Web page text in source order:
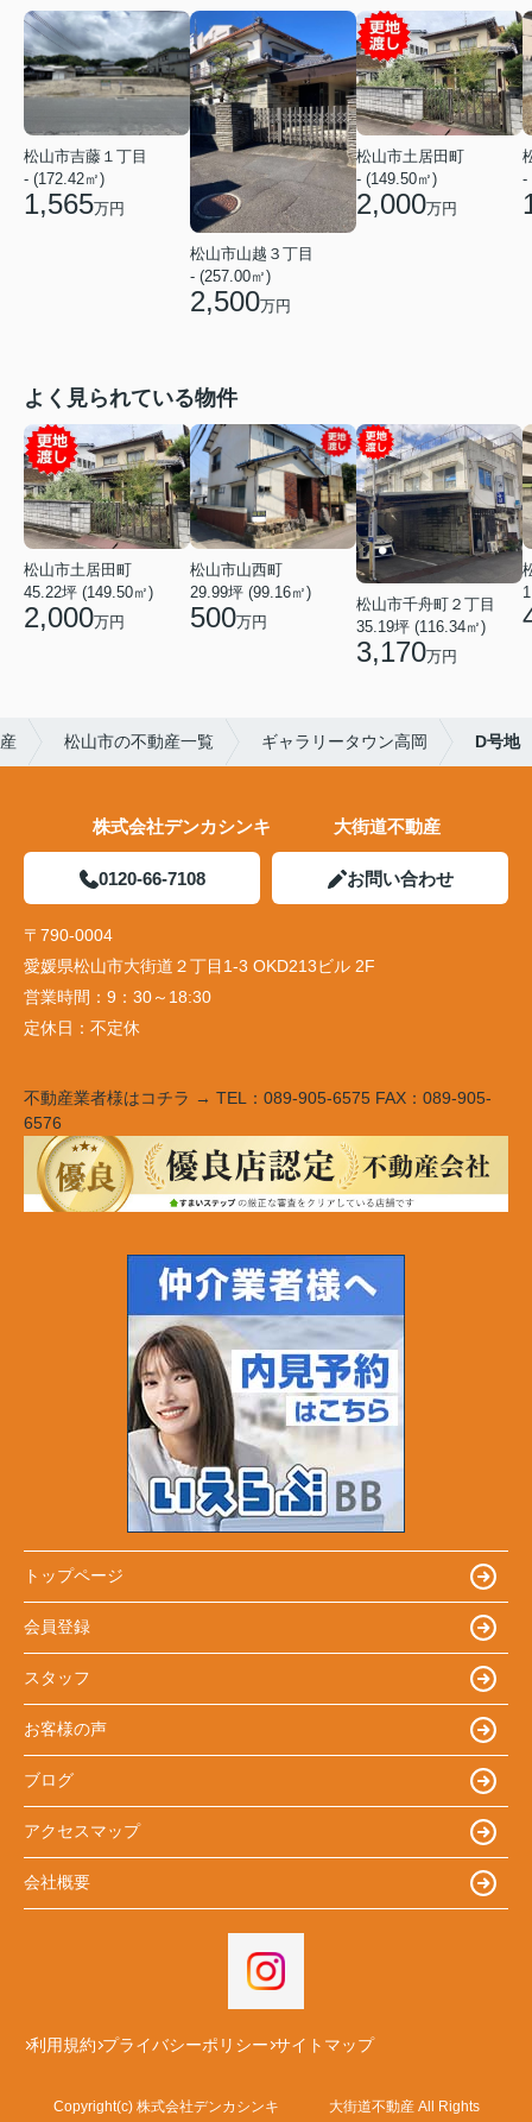
松山市吉藤１丁目
- (172.42㎡)
1,565万円
松山市山越３丁目
- (257.00㎡)
2,500万円
松山市土居田町
- (149.50㎡)
2,000万円
-
よく見られている物件
松山市土居田町
45.22坪 (149.50㎡)
2,000万円
松山市山西町
29.99坪 (99.16㎡)
500万円
松山市千舟町２丁目
35.19坪 (116.34㎡)
3,170万円
松山市の不動産一覧 ギャラリータウン高岡 D号地
株式会社デンカシンキ 大街道不動産
0120-66-7108 お問い合わせ
〒790-0004
愛媛県松山市大街道２丁目1-3 OKD213ビル 2F
営業時間： 9：30～18:30
定休日： 不定休
不動産業者様はコチラ → TEL：089-905-6575 FAX：089-905-
6576
トップページ
会員登録
スタッフ
お客様の声
ブログ
アクセスマップ
会社概要
利用規約 プライバシーポリシー サイトマップ
Copyright(c) 株式会社デンカシンキ 大街道不動産 All Rights